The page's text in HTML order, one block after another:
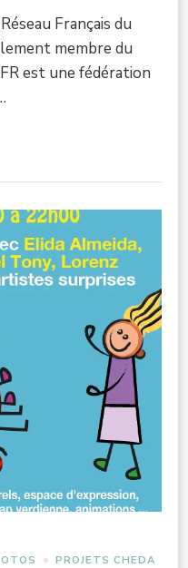
Français du
membre du
est une fédération
PROJETS CHEDA